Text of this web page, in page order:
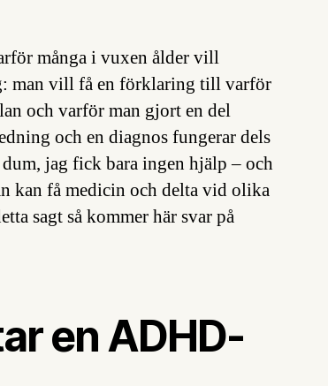
många i vuxen ålder vill
man vill få en förklaring till varför
och varför man gjort en del
och en diagnos fungerar dels
jag fick bara ingen hjälp – och
kan få medicin och delta vid olika
sagt så kommer här svar på
en ADHD-